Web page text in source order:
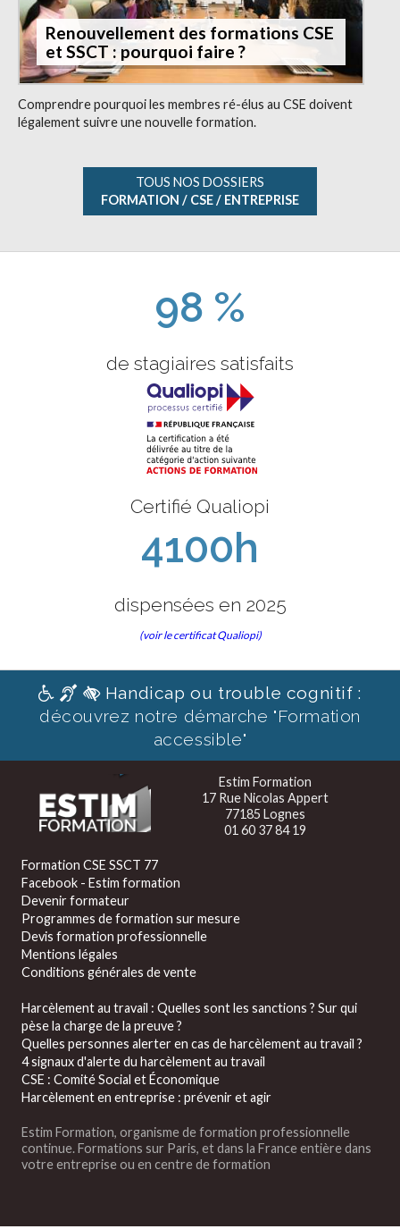
Renouvellement des formations CSE
et SSCT : pourquoi faire ?
Comprendre pourquoi les membres ré-élus au CSE doivent
légalement suivre une nouvelle formation.
TOUS NOS DOSSIERS
FORMATION / CSE / ENTREPRISE
98 %
de stagiaires satisfaits
Certifié Qualiopi
4100h
dispensées en 2025
(voir le certificat Qualiopi)
Handicap ou trouble cognitif :
découvrez notre démarche "Formation
accessible"
Estim Formation
17 Rue Nicolas Appert
77185 Lognes
01 60 37 84 19
Formation CSE SSCT 77
Facebook - Estim formation
Devenir formateur
Programmes de formation sur mesure
Devis formation professionnelle
Mentions légales
Conditions générales de vente
Harcèlement au travail : Quelles sont les sanctions ? Sur qui
pèse la charge de la preuve ?
Quelles personnes alerter en cas de harcèlement au travail ?
4 signaux d'alerte du harcèlement au travail
CSE : Comité Social et Économique
Harcèlement en entreprise : prévenir et agir
Estim Formation, organisme de formation professionnelle
continue. Formations sur Paris, et dans la France entière dans
votre entreprise ou en centre de formation